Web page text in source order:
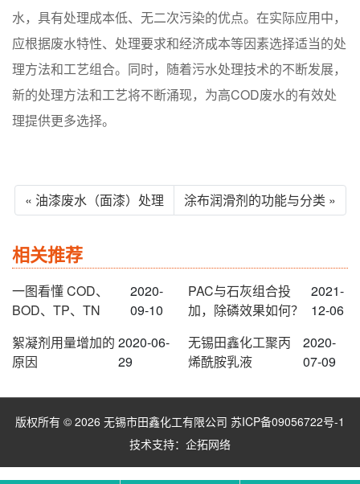
水，具有处理成本低、无二次污染的优点。在实际应用中，
应根据废水特性、处理要求和经济成本等因素选择适当的处
理方法和工艺组合。同时，随着污水处理技术的不断发展，
新的处理方法和工艺将不断涌现，为高COD废水的有效处
理提供更多选择。
« 油漆废水（面漆）处理 涂布润滑剂的功能与分类 »
相关推荐
一图看懂 COD、
BOD、TP、TN
2020-
09-10
PAC与石灰组合投
加，除磷效果如何？
2021-
12-06
絮凝剂用量增加的
原因
2020-06-
29
无锡田鑫化工聚丙
烯酰胺乳液
2020-
07-09
版权所有 © 2026 无锡市田鑫化工有限公司 苏ICP备09056722号-1
技术支持： 企拓网络